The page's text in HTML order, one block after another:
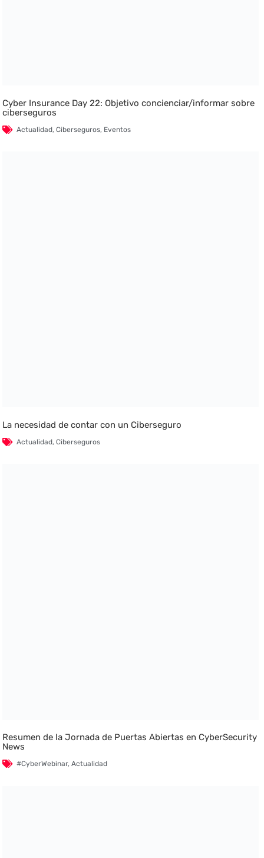
Cyber Insurance Day 22: Objetivo concienciar/informar sobre
ciberseguros
Actualidad,Ciberseguros, Eventos
La necesidad de contar con un Ciberseguro
Actualidad,Ciberseguros
Resumen de la Jornada de Puertas Abiertas en CyberSecurity
News
#CyberWebinar,Actualidad